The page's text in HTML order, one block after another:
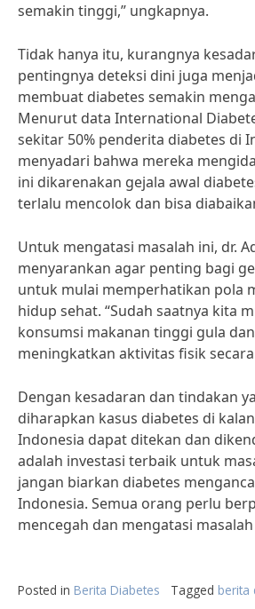
semakin tinggi,” ungkapnya.
Tidak hanya itu, kurangnya
pentingnya deteksi dini juga
membuat diabetes semakin
Menurut data International
sekitar 50% penderita diabetes di
menyadari bahwa mereka
ini dikarenakan gejala awal
terlalu mencolok dan bisa
Untuk mengatasi masalah ini, dr.
menyarankan agar penting bagi
untuk mulai memperhatikan pola
hidup sehat. “Sudah saatnya kita
konsumsi makanan tinggi gula
meningkatkan aktivitas fisik
Dengan kesadaran dan tindakan
diharapkan kasus diabetes di
Indonesia dapat ditekan dan
adalah investasi terbaik untuk
jangan biarkan diabetes
Indonesia. Semua orang perlu
mencegah dan mengatasi
Posted in Berita Diabetes Tagged berita